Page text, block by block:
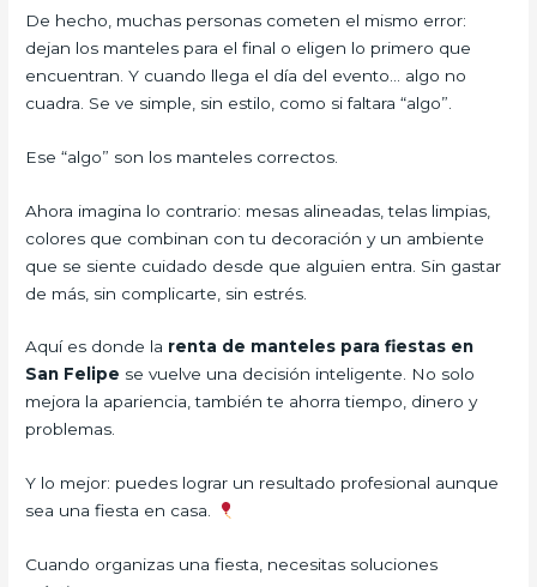
De hecho, muchas personas cometen el mismo error:
dejan los manteles para el final o eligen lo primero que
encuentran. Y cuando llega el día del evento… algo no
cuadra. Se ve simple, sin estilo, como si faltara “algo”.
Ese “algo” son los manteles correctos.
Ahora imagina lo contrario: mesas alineadas, telas limpias,
colores que combinan con tu decoración y un ambiente
que se siente cuidado desde que alguien entra. Sin gastar
de más, sin complicarte, sin estrés.
Aquí es donde la renta de manteles para fiestas en
San Felipe se vuelve una decisión inteligente. No solo
mejora la apariencia, también te ahorra tiempo, dinero y
problemas.
Y lo mejor: puedes lograr un resultado profesional aunque
sea una fiesta en casa.
Cuando organizas una fiesta, necesitas soluciones